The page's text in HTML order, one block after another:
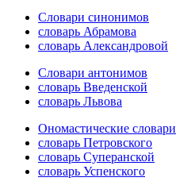
Словари синонимов
словарь Абрамова
словарь Александровой
Словари антонимов
словарь Введенской
словарь Львова
Ономастические словари
словарь Петровского
словарь Суперанской
словарь Успенского